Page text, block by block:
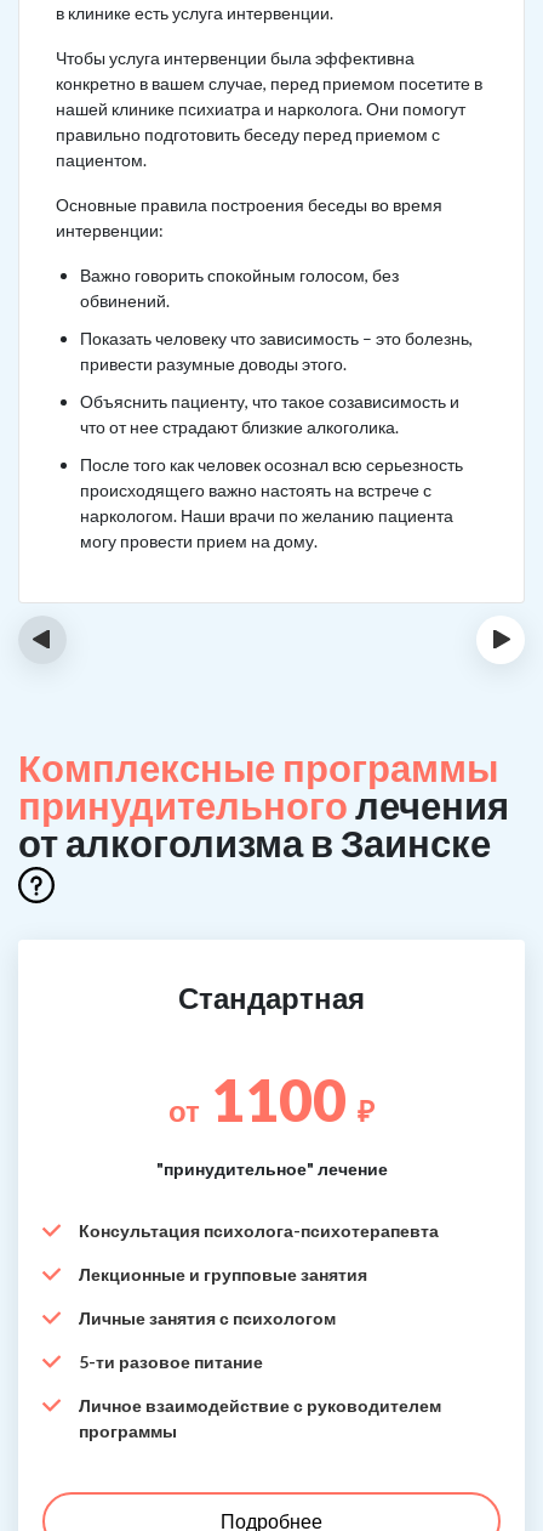
в клинике есть услуга интервенции.
Чтобы услуга интервенции была эффективна
конкретно в вашем случае, перед приемом посетите в
нашей клинике психиатра и нарколога. Они помогут
правильно подготовить беседу перед приемом с
пациентом.
Основные правила построения беседы во время
интервенции:
Важно говорить спокойным голосом, без
обвинений.
Показать человеку что зависимость – это болезнь,
привести разумные доводы этого.
Объяснить пациенту, что такое созависимость и
что от нее страдают близкие алкоголика.
После того как человек осознал всю серьезность
происходящего важно настоять на встрече с
наркологом. Наши врачи по желанию пациента
могу провести прием на дому.
‹ ›
Комплексные программы
принудительноголечения
от алкоголизма в Заинске
Стандартная
от 1100 ₽
"принудительное" лечение
Консультация психолога-психотерапевта
Лекционные и групповые занятия
Личные занятия с психологом
5-ти разовое питание
Личное взаимодействие с руководителем
программы
Подробнее